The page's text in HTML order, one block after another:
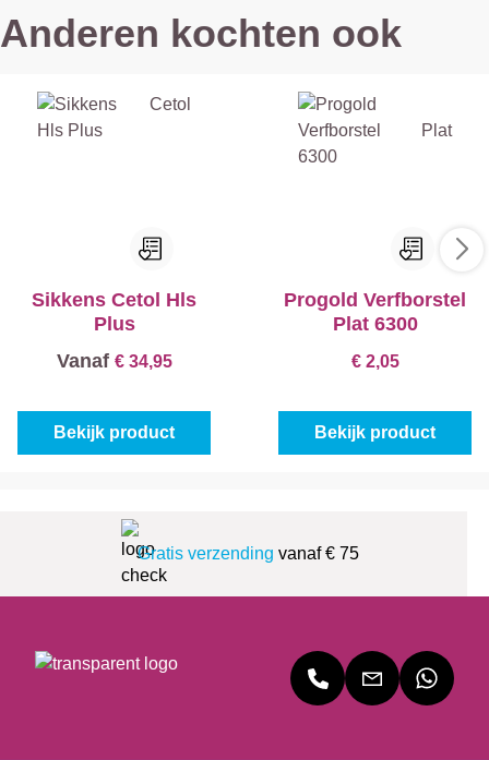
Anderen kochten ook
Sikkens Cetol Hls
Plus
Vanaf € 34,95
Bekijk product
Progold Verfborstel
Plat 6300
€ 2,05
Bekijk product
Gratis verzending vanaf € 75